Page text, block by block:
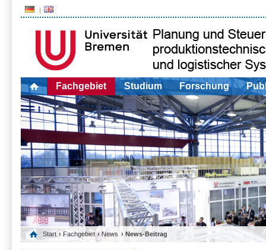
Fachgebiet Studium Forschung
Start › Fachgebiet › News › News-Beitrag